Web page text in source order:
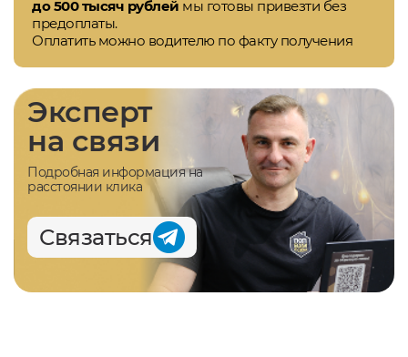
до 500 тысяч рублей мы готовы привезти без
предоплаты.
Оплатить можно водителю по факту получения
Эксперт
на связи
Подробная информация на
расстоянии клика
Связаться